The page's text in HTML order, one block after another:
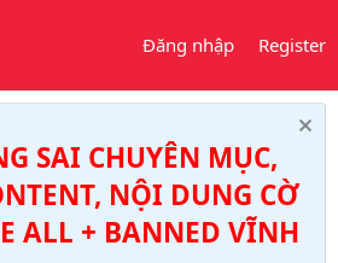
Đăng nhập Register
SAI CHUYÊN MỤC,
NỘI DUNG CỜ
ALL + BANNED VĨNH